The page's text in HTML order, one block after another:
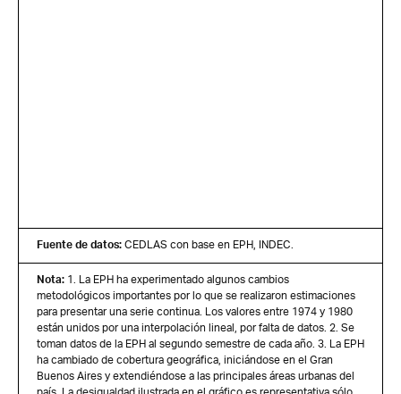
Fuente de datos: CEDLAS con base en EPH, INDEC.
Nota: 1. La EPH ha experimentado algunos cambios
metodológicos importantes por lo que se realizaron estimaciones
para presentar una serie continua. Los valores entre 1974 y 1980
están unidos por una interpolación lineal, por falta de datos. 2. Se
toman datos de la EPH al segundo semestre de cada año. 3. La EPH
ha cambiado de cobertura geográfica, iniciándose en el Gran
Buenos Aires y extendiéndose a las principales áreas urbanas del